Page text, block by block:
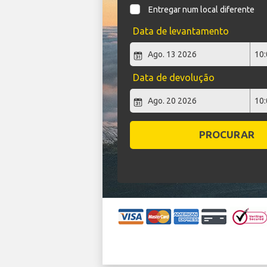
Entregar num local diferente
Data de levantamento
Data de devolução
PROCURAR